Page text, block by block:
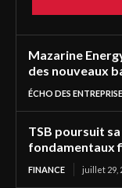
Mazarine
des nouveaux
ÉCHO DES
TSB poursuit
fondamentaux
FINANCE juillet 29,